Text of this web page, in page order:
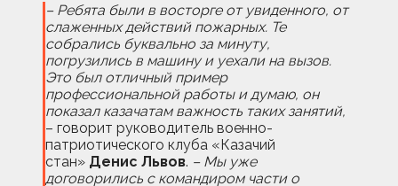
– Ребята были в восторге от увиденного, от
слаженных действий пожарных. Те
собрались буквально за минуту,
погрузились в машину и уехали на вызов.
Это был отличный пример
профессиональной работы и думаю, он
показал казачатам важность таких занятий,
– говорит руководитель военно-
патриотического клуба «Казачий
стан» Денис Львов. – Мы уже
договорились с командиром части о